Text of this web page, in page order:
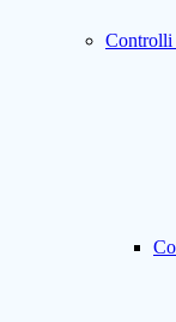
Controlli